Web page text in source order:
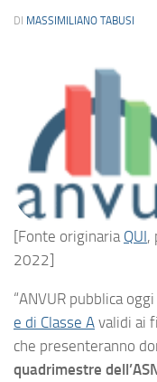
DI MASSIMILIANO TABUSI
[Fonte originaria QUI,
2022]
“ANVUR pubblica
e di Classe A validi ai
che presenteranno
quadrimestre